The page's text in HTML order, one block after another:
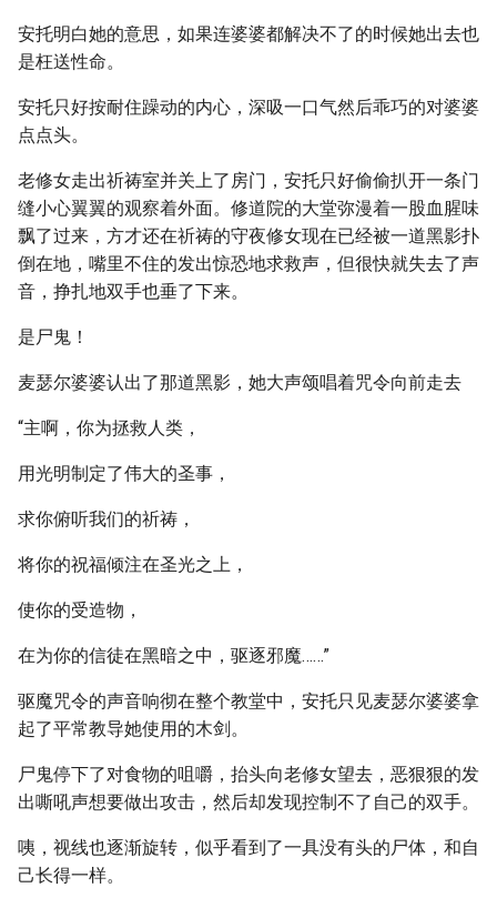
安托明白她的意思，如果连婆婆都解决不了的时候她出去也
是枉送性命。
安托只好按耐住躁动的内心，深吸一口气然后乖巧的对婆婆
点点头。
老修女走出祈祷室并关上了房门，安托只好偷偷扒开一条门
缝小心翼翼的观察着外面。修道院的大堂弥漫着一股血腥味
飘了过来，方才还在祈祷的守夜修女现在已经被一道黑影扑
倒在地，嘴里不住的发出惊恐地求救声，但很快就失去了声
音，挣扎地双手也垂了下来。
是尸鬼！
麦瑟尔婆婆认出了那道黑影，她大声颂唱着咒令向前走去
“主啊，你为拯救人类，
用光明制定了伟大的圣事，
求你俯听我们的祈祷，
将你的祝福倾注在圣光之上，
使你的受造物，
在为你的信徒在黑暗之中，驱逐邪魔……”
驱魔咒令的声音响彻在整个教堂中，安托只见麦瑟尔婆婆拿
起了平常教导她使用的木剑。
尸鬼停下了对食物的咀嚼，抬头向老修女望去，恶狠狠的发
出嘶吼声想要做出攻击，然后却发现控制不了自己的双手。
咦，视线也逐渐旋转，似乎看到了一具没有头的尸体，和自
己长得一样。